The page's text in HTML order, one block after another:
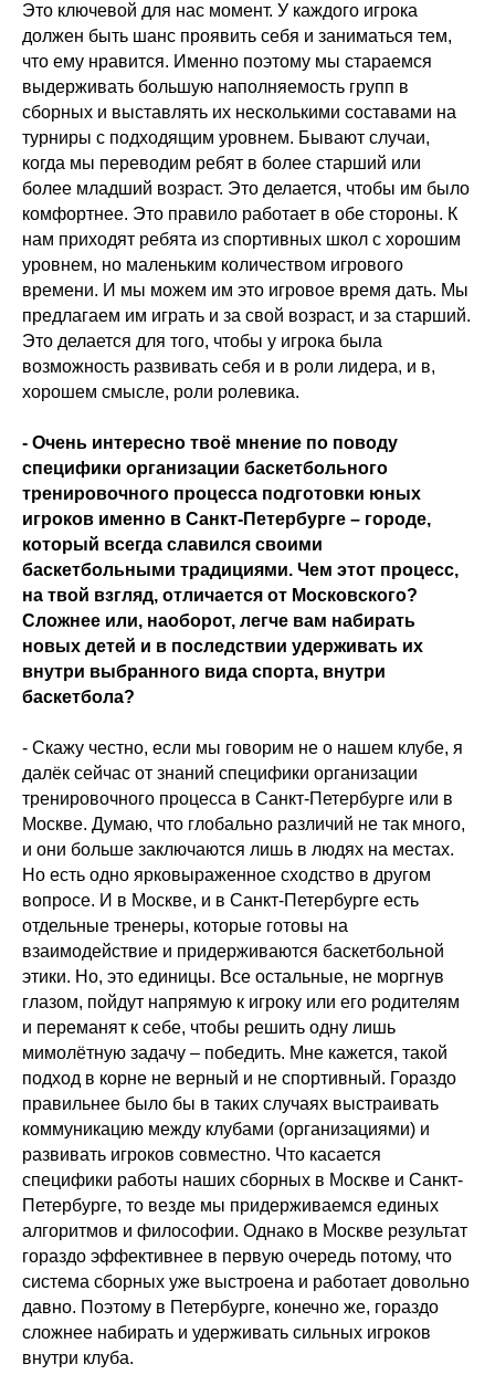
Это ключевой для нас момент. У каждого игрока
должен быть шанс проявить себя и заниматься тем,
что ему нравится. Именно поэтому мы стараемся
выдерживать большую наполняемость групп в
сборных и выставлять их несколькими составами на
турниры с подходящим уровнем. Бывают случаи,
когда мы переводим ребят в более старший или
более младший возраст. Это делается, чтобы им было
комфортнее. Это правило работает в обе стороны. К
нам приходят ребята из спортивных школ с хорошим
уровнем, но маленьким количеством игрового
времени. И мы можем им это игровое время дать. Мы
предлагаем им играть и за свой возраст, и за старший.
Это делается для того, чтобы у игрока была
возможность развивать себя и в роли лидера, и в,
хорошем смысле, роли ролевика.
- Очень интересно твоё мнение по поводу
специфики организации баскетбольного
тренировочного процесса подготовки юных
игроков именно в Санкт-Петербурге – городе,
который всегда славился своими
баскетбольными традициями. Чем этот процесс,
на твой взгляд, отличается от Московского?
Сложнее или, наоборот, легче вам набирать
новых детей и в последствии удерживать их
внутри выбранного вида спорта, внутри
баскетбола?
- Скажу честно, если мы говорим не о нашем клубе, я
далёк сейчас от знаний специфики организации
тренировочного процесса в Санкт-Петербурге или в
Москве. Думаю, что глобально различий не так много,
и они больше заключаются лишь в людях на местах.
Но есть одно ярковыраженное сходство в другом
вопросе. И в Москве, и в Санкт-Петербурге есть
отдельные тренеры, которые готовы на
взаимодействие и придерживаются баскетбольной
этики. Но, это единицы. Все остальные, не моргнув
глазом, пойдут напрямую к игроку или его родителям
и переманят к себе, чтобы решить одну лишь
мимолётную задачу – победить. Мне кажется, такой
подход в корне не верный и не спортивный. Гораздо
правильнее было бы в таких случаях выстраивать
коммуникацию между клубами (организациями) и
развивать игроков совместно. Что касается
специфики работы наших сборных в Москве и Санкт-
Петербурге, то везде мы придерживаемся единых
алгоритмов и философии. Однако в Москве результат
гораздо эффективнее в первую очередь потому, что
система сборных уже выстроена и работает довольно
давно. Поэтому в Петербурге, конечно же, гораздо
сложнее набирать и удерживать сильных игроков
внутри клуба.